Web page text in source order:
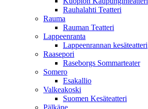
Rauhalahti Teatteri
Rauma
Rauman Teatteri
Lappeenranta
Lappeenrannan kesäteatteri
Raasepori
Raseborgs Sommarteater
Somero
Esakallio
Valkeakoski
Suomen Kesäteatteri
Pälkäne